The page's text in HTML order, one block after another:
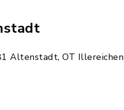
Altenstadt, OT Illereichen